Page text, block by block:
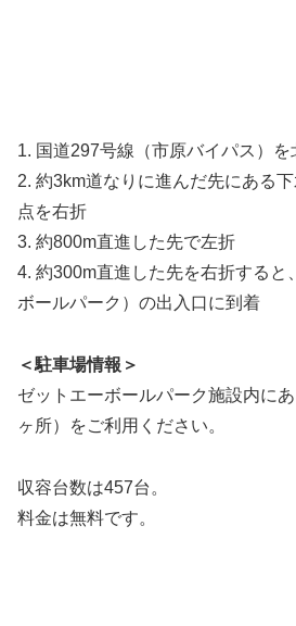
1. 国道297号線（市原バイパス）を
2. 約3km道なりに進んだ先にある
点を右折
3. 約800m直進した先で左折
4. 約300m直進した先を右折すると
ボールパーク）の出入口に到着
＜駐車場情報＞
ゼットエーボールパーク施設内に
ヶ所）をご利用ください。
収容台数は457台。
料金は無料です。